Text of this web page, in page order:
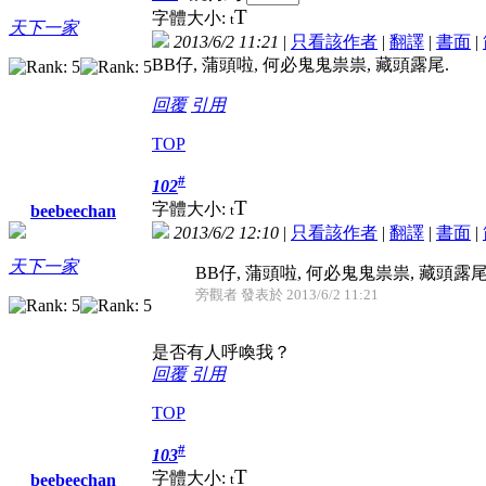
天下一家
字體大小: tT
2013/6/2 11:21 | 只看該作者 | 翻譯 | 書面 |
BB仔, 蒲頭啦, 何必鬼鬼祟祟, 藏頭露尾.
回覆 引用
TOP
beebeechan
天下一家
102#
字體大小: tT
2013/6/2 12:10 | 只看該作者 | 翻譯 | 書面 |
BB仔, 蒲頭啦, 何必鬼鬼祟祟, 藏頭露
旁觀者 發表於 2013/6/2 11:21
是否有人呼喚我？
回覆 引用
TOP
beebeechan
103#
字體大小: tT